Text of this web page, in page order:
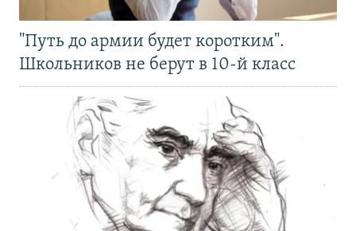
"Путь до армии будет коротким".
Школьников не берут в 10-й класс